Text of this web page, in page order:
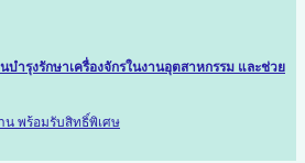
บำรุงรักษาเครื่องจักรในงานอุตสาหกรรม และช่วย
น พร้อมรับสิทธิ์พิเศษ